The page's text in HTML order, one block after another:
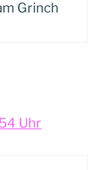
Grinch
Uhr